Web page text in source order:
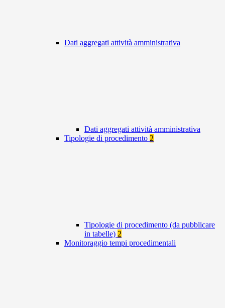
Dati aggregati attività amministrativa
Dati aggregati attività amministrativa
Tipologie di procedimento 2
Tipologie di procedimento (da pubblicare
in tabelle) 2
Monitoraggio tempi procedimentali